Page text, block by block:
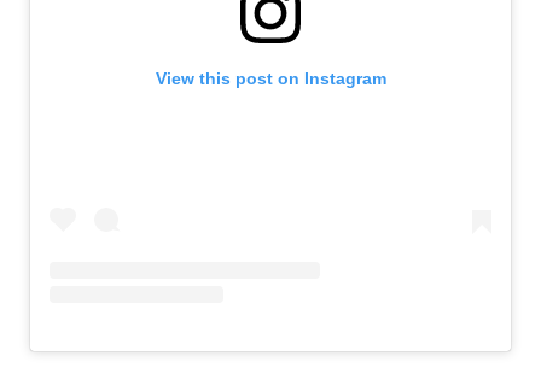
View this post on Instagram